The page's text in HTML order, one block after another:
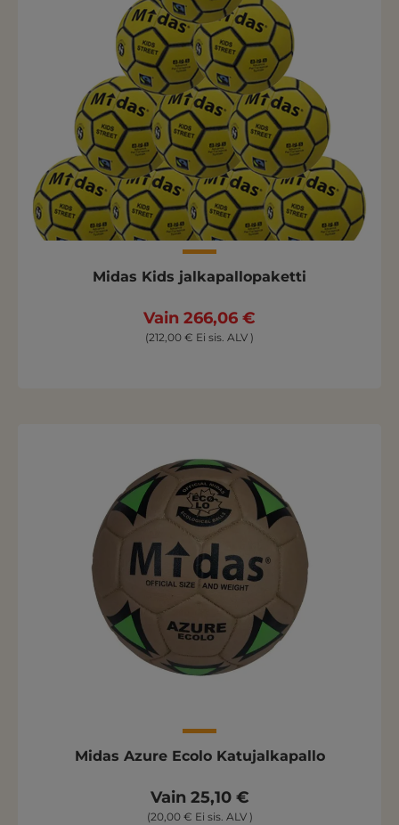
Midas Kids jalkapallopaketti
Vain 266,06 €
(212,00 € Ei sis. ALV )
Midas Azure Ecolo Katujalkapallo
Vain 25,10 €
(20,00 € Ei sis. ALV )